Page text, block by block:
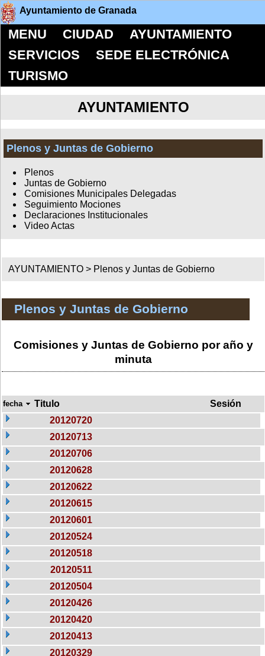
Ayuntamiento de Granada
MENU CIUDAD
AYUNTAMIENTO
SERVICIOS
SEDE ELECTRÓNICA
TURISMO
AYUNTAMIENTO
Plenos y Juntas de Gobierno
Plenos
Juntas de Gobierno
Comisiones Municipales Delegadas
Seguimiento Mociones
Declaraciones Institucionales
Video Actas
AYUNTAMIENTO > Plenos y Juntas de Gobierno
Plenos y Juntas de Gobierno
Comisiones y Juntas de Gobierno por año y
minuta
fecha Titulo
Sesión
20120720
20120713
20120706
20120628
20120622
20120615
20120601
20120524
20120518
20120511
20120504
20120426
20120420
20120413
20120329